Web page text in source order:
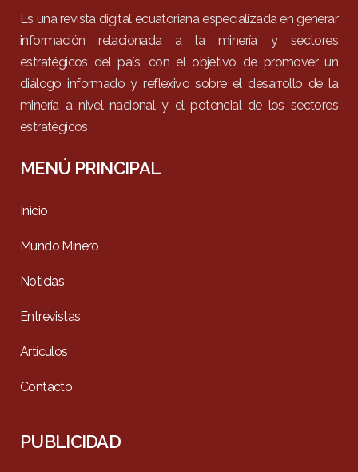
Es una revista digital ecuatoriana especializada en generar
información relacionada a la minería y sectores
estratégicos del país, con el objetivo de promover un
diálogo informado y reflexivo sobre el desarrollo de la
minería a nivel nacional y el potencial de los sectores
estratégicos.
MENÚ PRINCIPAL
Inicio
Mundo Minero
Noticias
Entrevistas
Artículos
Contacto
PUBLICIDAD